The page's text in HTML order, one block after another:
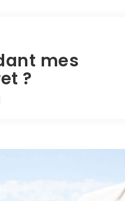
mes
?